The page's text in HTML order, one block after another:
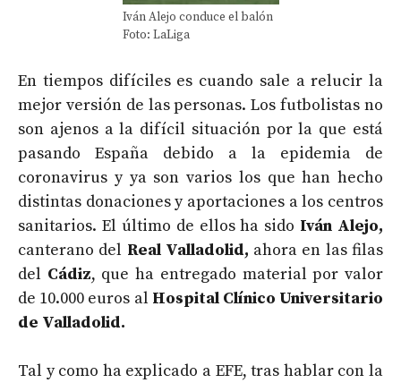
Iván Alejo conduce el balón
Foto: LaLiga
En tiempos difíciles es cuando sale a relucir la
mejor versión de las personas. Los futbolistas no
son ajenos a la difícil situación por la que está
pasando España debido a la epidemia de
coronavirus y ya son varios los que han hecho
distintas donaciones y aportaciones a los centros
sanitarios. El último de ellos ha sido Iván Alejo,
canterano del Real Valladolid, ahora en las filas
del Cádiz, que ha entregado material por valor
de 10.000 euros al Hospital Clínico Universitario
de Valladolid.
Tal y como ha explicado a EFE, tras hablar con la